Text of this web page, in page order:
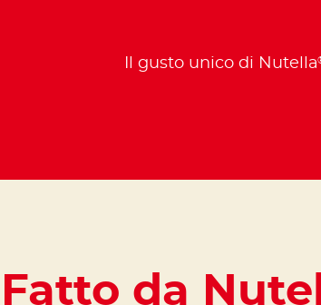
Il gusto unico di Nutella
Fatto da